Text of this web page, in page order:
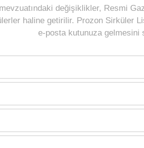
değişiklikler, Resmi
haline getirilir. Prozon Sirküler
e-posta kutunuza gelmesini